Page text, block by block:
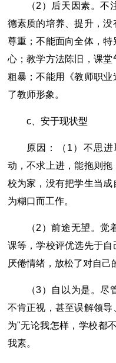
（2）后天因素。
德素质的培养、提升，
尊重；不能面向全体，
心；教学方法陈旧，课堂
粗暴；不能用《教师职
了教师形象。
c、安于现状型
原因：（1）不思
动，不求上进，能拖则
校为家，没有把学生当
为糊口而工作。
（2）前途无望。
课等，学校评优选先于
厌倦情绪，放松了对自己
（3）自以为是。
不肯正视，甚至误解领
为"无论我怎样，学校都
我素。